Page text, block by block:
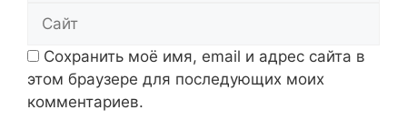
Сохранить моё имя, email и адрес сайта в
этом браузере для последующих моих
комментариев.